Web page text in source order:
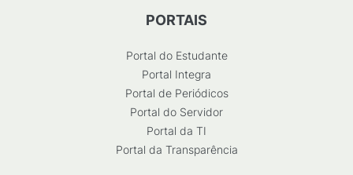
PORTAIS
Portal do Estudante
Portal Integra
Portal de Periódicos
Portal do Servidor
Portal da TI
Portal da Transparência